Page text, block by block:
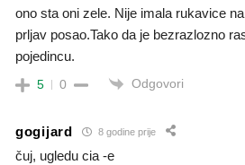
ono sta oni zele. Nije imala rukavice
prljav posao.Tako da je bezrazlozno
pojedincu.
5 0 Odgovori
gogijard 8 godine prije
čuj, ugledu cia -e